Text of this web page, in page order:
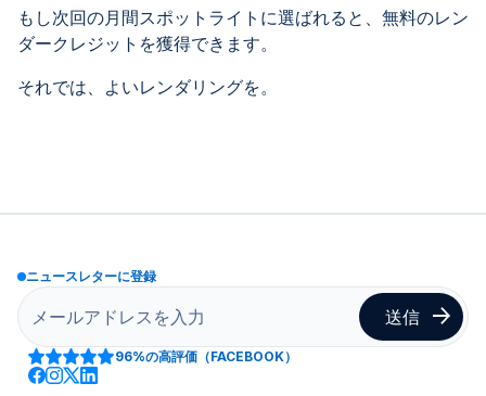
もし次回の月間スポットライトに選ばれると、無料のレン
ダークレジットを獲得できます。
それでは、よいレンダリングを。
ニュースレターに登録
96%の高評価（FACEBOOK）